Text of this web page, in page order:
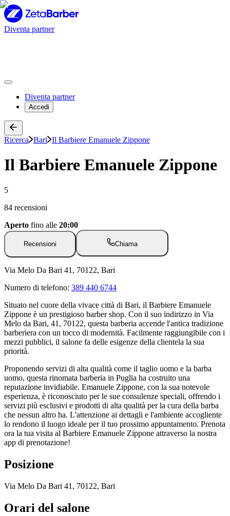
Diventa partner
Diventa partner
Accedi
Ricerca Bari Il Barbiere Emanuele Zippone
Il Barbiere Emanuele Zippone
5
84 recensioni
Aperto fino alle 20:00
Recensioni Chiama
Via Melo Da Bari 41, 70122, Bari
Numero di telefono: 389 440 6744
Situato nel cuore della vivace città di Bari, il Barbiere Emanuele
Zippone è un prestigioso barber shop. Con il suo indirizzo in Via
Melo da Bari, 41, 70122, questa barberia accende l'antica tradizione
barberiera con un tocco di modernità. Facilmente raggiungibile con i
mezzi pubblici, il salone fa delle esigenze della clientela la sua
priorità.
Proponendo servizi di alta qualità come il taglio uomo e la barba
uomo, questa rinomata barberia in Puglia ha costruito una
reputazione invidiabile. Emanuele Zippone, con la sua notevole
esperienza, è riconosciuto per le sue consulenze speciali, offrendo i
servizi più esclusivi e prodotti di alta qualità per la cura della barba
che nessun altro ha. L'attenzione ai dettagli e l'ambiente accogliente
lo rendono il luogo ideale per il tuo prossimo appuntamento. Prenota
ora la tua visita al Barbiere Emanuele Zippone attraverso la nostra
app di prenotazione!
Posizione
Via Melo Da Bari 41, 70122, Bari
Orari del salone